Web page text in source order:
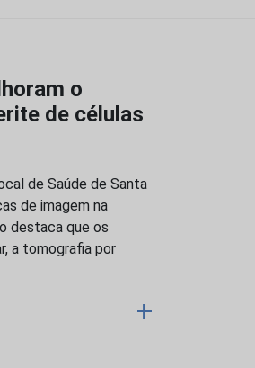
o
de células
de Saúde de Santa
de imagem na
destaca que os
a tomografia por
+